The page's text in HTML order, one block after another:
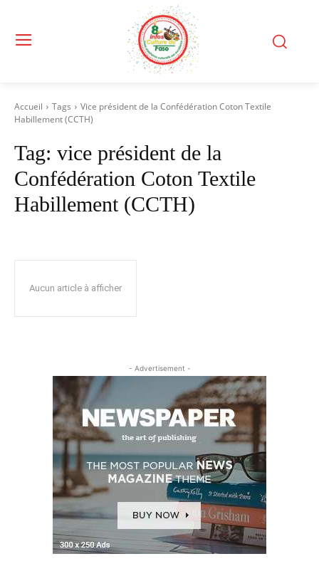
Accueil Tags
Vice président de la Confédération Coton Textile
Habillement (CCTH)
Tag: vice président de la
Confédération Coton Textile
Habillement (CCTH)
Aucun article à afficher
- Advertisement -